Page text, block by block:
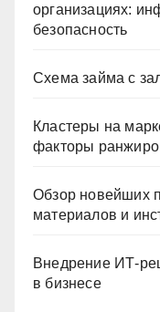
организациях:
безопасность
Схема займа с
Кластеры на
факторы
Обзор новейших
материалов и
Внедрение ИТ-
в бизнесе